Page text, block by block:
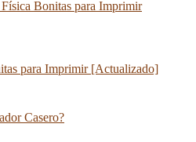
Bonitas para Imprimir
para Imprimir [Actualizado]
Casero?